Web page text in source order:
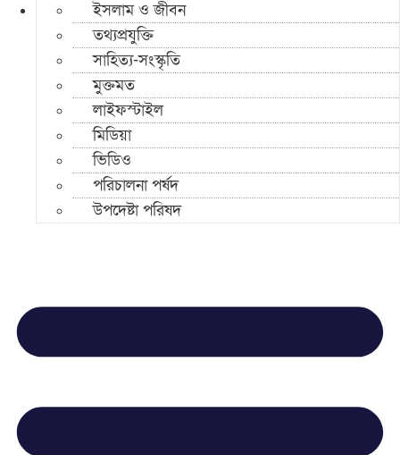
ইসলাম ও জীবন
তথ্যপ্রযুক্তি
সাহিত্য-সংস্কৃতি
মুক্তমত
লাইফস্টাইল
মিডিয়া
ভিডিও
পরিচালনা পর্ষদ
উপদেষ্টা পরিষদ